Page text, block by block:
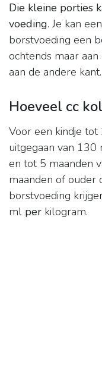
Die kleine porties
voeding. Je kan
borstvoeding een
ochtends maar
aan de andere kant.
Hoeveel cc
Voor een kindje
uitgegaan van
en tot 5 maanden
maanden of ouder
borstvoeding
ml per kilogram.